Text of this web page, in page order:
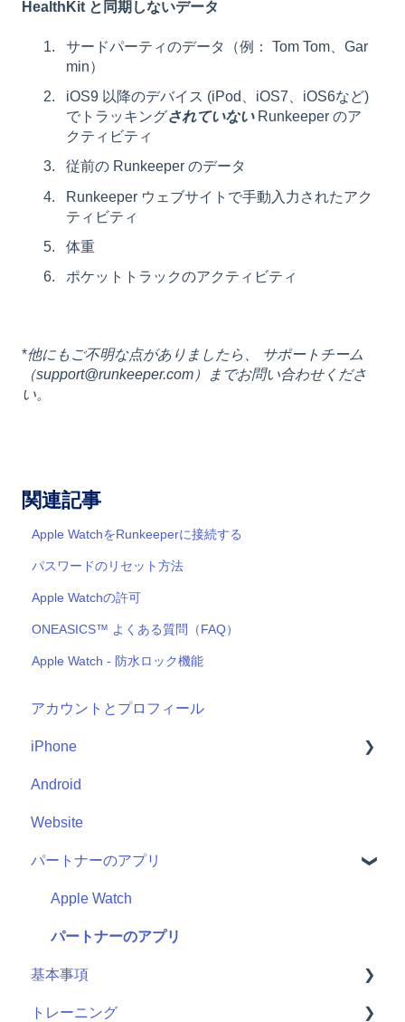
HealthKit と同期しないデータ
サードパーティのデータ（例： Tom Tom、Gar
min）
iOS9 以降のデバイス (iPod、iOS7、iOS6など)
でトラッキングされていないRunkeeper のア
クティビティ
従前の Runkeeper のデータ
Runkeeper ウェブサイトで手動入力されたアク
ティビティ
体重
ポケットトラックのアクティビティ
*他にもご不明な点がありましたら、 サポートチーム
（support@runkeeper.com）までお問い合わせくださ
い。
関連記事
Apple WatchをRunkeeperに接続する
パスワードのリセット方法
Apple Watchの許可
ONEASICS™ よくある質問（FAQ）
Apple Watch - 防水ロック機能
アカウントとプロフィール
iPhone
Me
Start
Android
Website
パートナーのアプリ
Apple Watch
パートナーのアプリ
基本事項
Getting Started
トレーニング